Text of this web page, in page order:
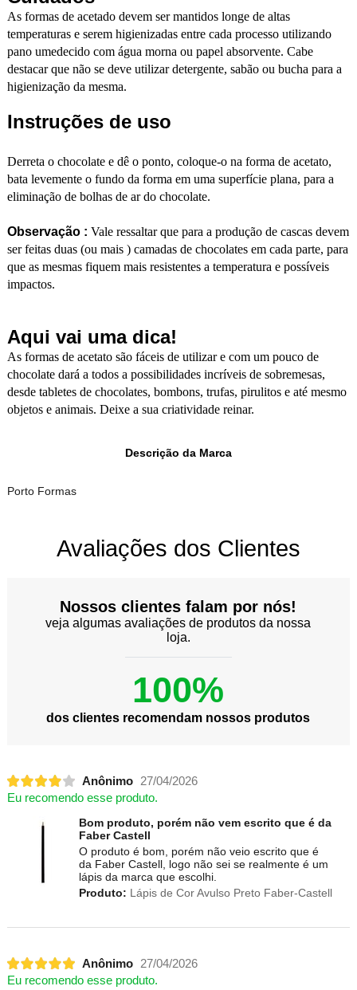
As formas de acetado devem ser mantidos longe de altas
temperaturas e serem higienizadas entre cada processo utilizando
pano umedecido com água morna ou papel absorvente. Cabe
destacar que não se deve utilizar detergente, sabão ou bucha para a
higienização da mesma.
Instruções de uso
Derreta o chocolate e dê o ponto, coloque-o na forma de acetato,
bata levemente o fundo da forma em uma superfície plana, para a
eliminação de bolhas de ar do chocolate.
Observação : Vale ressaltar que para a produção de cascas devem
ser feitas duas (ou mais ) camadas de chocolates em cada parte, para
que as mesmas fiquem mais resistentes a temperatura e possíveis
impactos.
Aqui vai uma dica!
As formas de acetato são fáceis de utilizar e com um pouco de
chocolate dará a todos a possibilidades incríveis de sobremesas,
desde tabletes de chocolates, bombons, trufas, pirulitos e até mesmo
objetos e animais. Deixe a sua criatividade reinar.
Descrição da Marca
Porto Formas
Avaliações dos Clientes
Nossos clientes falam por nós!
veja algumas avaliações de produtos da nossa
loja.
100%
dos clientes recomendam nossos produtos
Anônimo
27/04/2026
Eu recomendo esse produto.
Bom produto, porém não vem escrito que é da
Faber Castell
O produto é bom, porém não veio escrito que é
da Faber Castell, logo não sei se realmente é um
lápis da marca que escolhi.
Produto: Lápis de Cor Avulso Preto Faber-Castell
Anônimo
27/04/2026
Eu recomendo esse produto.